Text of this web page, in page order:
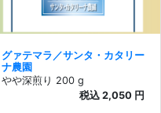
グァテマラ／サンタ・カタリー
ナ農園
やや深煎り 200 g
税込 2,050 円